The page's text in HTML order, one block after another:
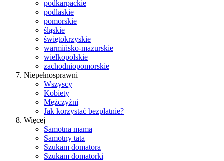
podkarpackie
podlaskie
pomorskie
śląskie
świętokrzyskie
warmińsko-mazurskie
wielkopolskie
zachodniopomorskie
Niepełnosprawni
Wszyscy
Kobiety
Mężczyźni
Jak korzystać bezpłatnie?
Więcej
Samotna mama
Samotny tata
Szukam domatora
Szukam domatorki